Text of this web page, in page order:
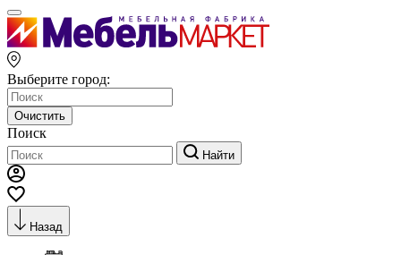
Выберите город:
Очистить
Поиск
Найти
Назад